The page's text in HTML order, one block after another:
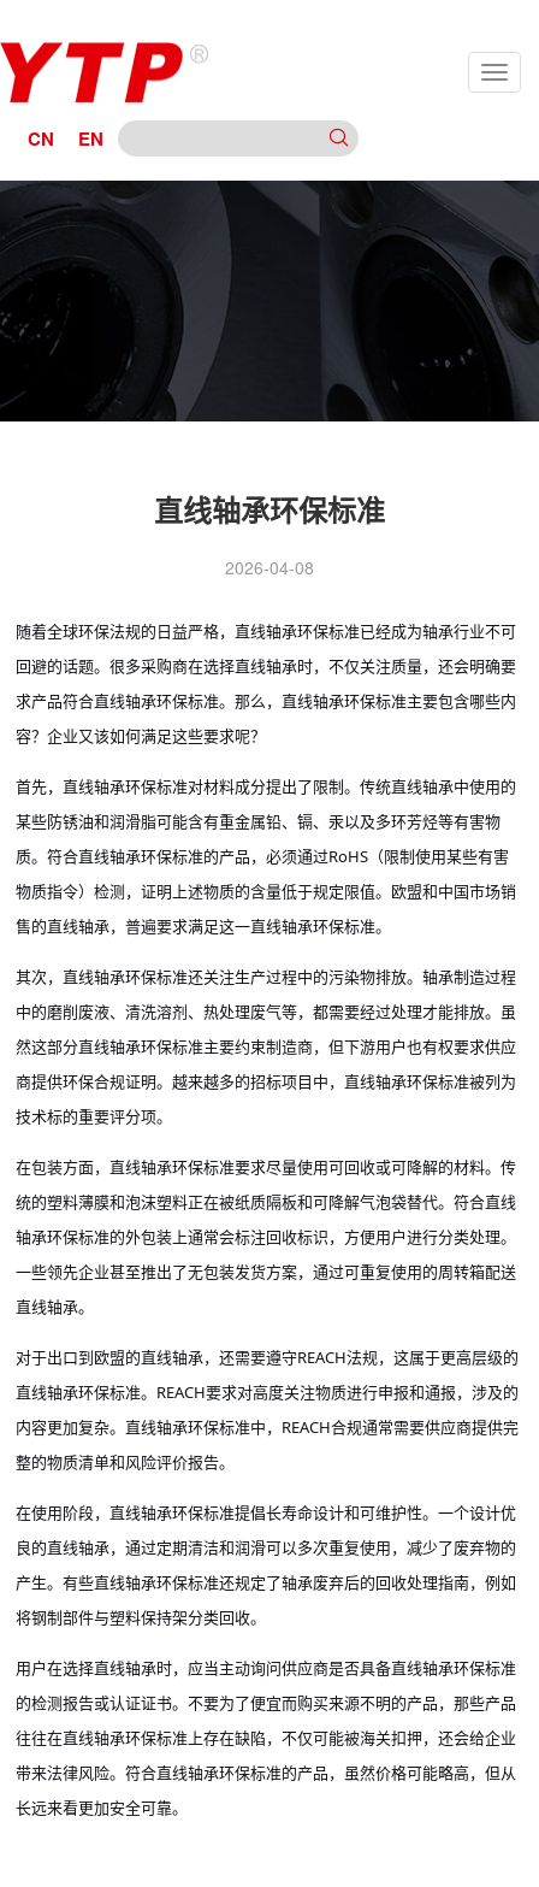
CN EN
直线轴承环保标准
2026-04-08
随着全球环保法规的日益严格，直线轴承环保标准已经成为轴承行业不可
回避的话题。很多采购商在选择直线轴承时，不仅关注质量，还会明确要
求产品符合直线轴承环保标准。那么，直线轴承环保标准主要包含哪些内
容？企业又该如何满足这些要求呢？
首先，直线轴承环保标准对材料成分提出了限制。传统直线轴承中使用的
某些防锈油和润滑脂可能含有重金属铅、镉、汞以及多环芳烃等有害物
质。符合直线轴承环保标准的产品，必须通过RoHS（限制使用某些有害
物质指令）检测，证明上述物质的含量低于规定限值。欧盟和中国市场销
售的直线轴承，普遍要求满足这一直线轴承环保标准。
其次，直线轴承环保标准还关注生产过程中的污染物排放。轴承制造过程
中的磨削废液、清洗溶剂、热处理废气等，都需要经过处理才能排放。虽
然这部分直线轴承环保标准主要约束制造商，但下游用户也有权要求供应
商提供环保合规证明。越来越多的招标项目中，直线轴承环保标准被列为
技术标的重要评分项。
在包装方面，直线轴承环保标准要求尽量使用可回收或可降解的材料。传
统的塑料薄膜和泡沫塑料正在被纸质隔板和可降解气泡袋替代。符合直线
轴承环保标准的外包装上通常会标注回收标识，方便用户进行分类处理。
一些领先企业甚至推出了无包装发货方案，通过可重复使用的周转箱配送
直线轴承。
对于出口到欧盟的直线轴承，还需要遵守REACH法规，这属于更高层级的
直线轴承环保标准。REACH要求对高度关注物质进行申报和通报，涉及的
内容更加复杂。直线轴承环保标准中，REACH合规通常需要供应商提供完
整的物质清单和风险评价报告。
在使用阶段，直线轴承环保标准提倡长寿命设计和可维护性。一个设计优
良的直线轴承，通过定期清洁和润滑可以多次重复使用，减少了废弃物的
产生。有些直线轴承环保标准还规定了轴承废弃后的回收处理指南，例如
将钢制部件与塑料保持架分类回收。
用户在选择直线轴承时，应当主动询问供应商是否具备直线轴承环保标准
的检测报告或认证证书。不要为了便宜而购买来源不明的产品，那些产品
往往在直线轴承环保标准上存在缺陷，不仅可能被海关扣押，还会给企业
带来法律风险。符合直线轴承环保标准的产品，虽然价格可能略高，但从
长远来看更加安全可靠。